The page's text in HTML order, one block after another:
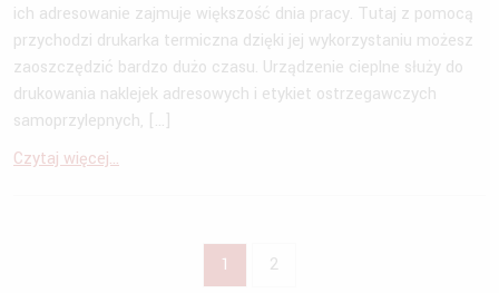
ich adresowanie zajmuje większość dnia pracy. Tutaj z pomocą
przychodzi drukarka termiczna dzięki jej wykorzystaniu możesz
zaoszczędzić bardzo dużo czasu. Urządzenie cieplne służy do
drukowania naklejek adresowych i etykiet ostrzegawczych
samoprzylepnych, […]
Czytaj więcej...
1 2